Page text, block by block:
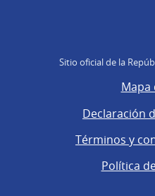
Sitio oficial de la
Mapa
Declaración
Términos y
Política